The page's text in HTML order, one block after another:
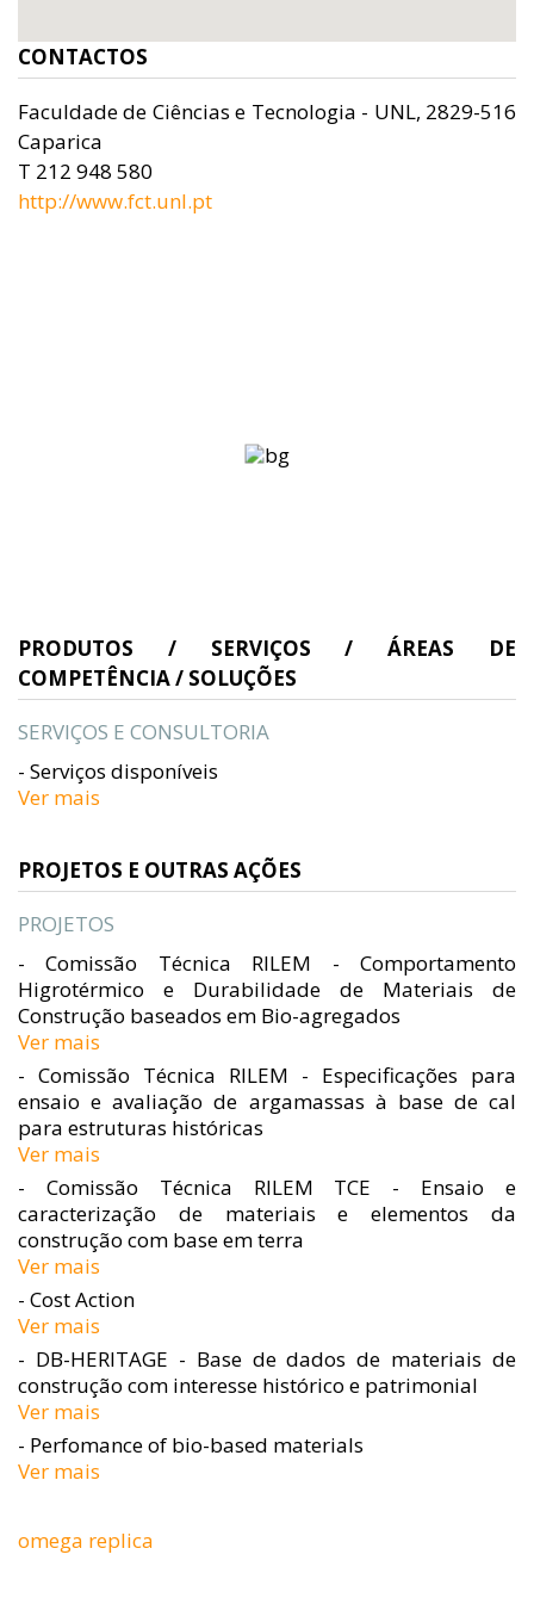
CONTACTOS
Faculdade de Ciências e Tecnologia - UNL, 2829-516
Caparica
T 212 948 580
http://www.fct.unl.pt
PRODUTOS / SERVIÇOS / ÁREAS DE
COMPETÊNCIA / SOLUÇÕES
SERVIÇOS E CONSULTORIA
- Serviços disponíveis
Ver mais
PROJETOS E OUTRAS AÇÕES
PROJETOS
- Comissão Técnica RILEM - Comportamento
Higrotérmico e Durabilidade de Materiais de
Construção baseados em Bio-agregados
Ver mais
- Comissão Técnica RILEM - Especificações para
ensaio e avaliação de argamassas à base de cal
para estruturas históricas
Ver mais
- Comissão Técnica RILEM TCE - Ensaio e
caracterização de materiais e elementos da
construção com base em terra
Ver mais
- Cost Action
Ver mais
- DB-HERITAGE - Base de dados de materiais de
construção com interesse histórico e patrimonial
Ver mais
- Perfomance of bio-based materials
Ver mais
omega replica